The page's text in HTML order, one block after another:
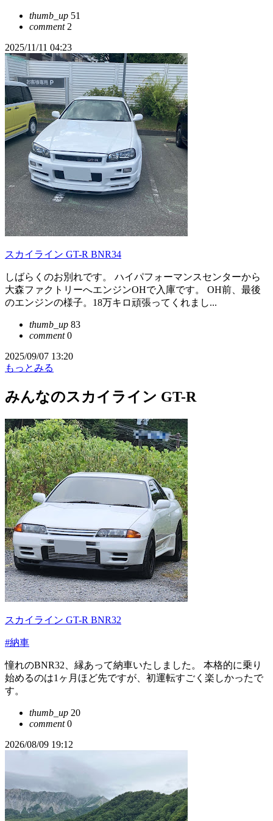
thumb_up 51
comment2
2025/11/11 04:23
スカイライン GT-R BNR34
しばらくのお別れです。 ハイパフォーマンスセンターから
大森ファクトリーへエンジンOHで入庫です。 OH前、最後
のエンジンの様子。18万キロ頑張ってくれまし...
thumb_up 83
comment0
2025/09/07 13:20
もっとみる
みんなのスカイライン GT-R
スカイライン GT-R BNR32
#納車
憧れのBNR32、縁あって納車いたしました。 本格的に乗り
始めるのは1ヶ月ほど先ですが、初運転すごく楽しかったで
す。
thumb_up 20
comment0
2026/08/09 19:12